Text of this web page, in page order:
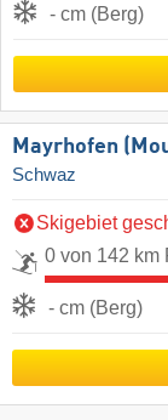
- cm (Berg)
Mayrhofen
Schwaz
Skigebiet
0 von 142 km
- cm (Berg)